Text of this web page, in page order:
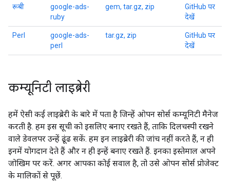
रूबी
google-ads-
ruby
gem, tar.gz, zip
GitHub पर
देखें
Perl
google-ads-
perl
tar.gz, zip
GitHub पर
देखें
कम्यूनिटी लाइब्रेरी
हमें ऐसी कई लाइब्रेरी के बारे में पता है जिन्हें ओपन सोर्स कम्यूनिटी मैनेज
करती है. हम इस सूची को इसलिए बनाए रखते हैं, ताकि दिलचस्पी रखने
वाले डेवलपर उन्हें ढूंढ सकें. हम इन लाइब्रेरी की जांच नहीं करते हैं, न ही
इनमें योगदान देते हैं और न ही इन्हें बनाए रखते हैं. इनका इस्तेमाल अपने
जोखिम पर करें. अगर आपका कोई सवाल है, तो उसे ओपन सोर्स प्रोजेक्ट
के मालिकों से पूछें.